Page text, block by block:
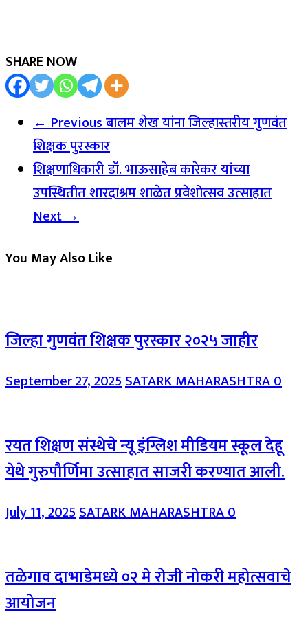
SHARE NOW
← Previousबालम शेख यांना जिल्हास्तरीय गुणवंत
शिक्षक पुरस्कार
शिक्षणाधिकारी डॉ. भाऊसाहेब कारेकर यांच्या
उपस्थितीत शारदाश्रम शाळेत प्रवेशोत्सव उत्साहात
Next →
You May Also Like
जिल्हा गुणवंत शिक्षक पुरस्कार २०२५ जाहीर
September 27, 2025SATARK MAHARASHTRA0
रयत शिक्षण संस्थेचे न्यू इंग्लिश मीडियम स्कूल देहू
येथे गुरुपौर्णिमा उत्साहात साजरी करण्यात आली.
July 11, 2025SATARK MAHARASHTRA0
तळेगाव दाभाडेमध्ये ०२ मे रोजी नोकरी महोत्सवाचे
आयोजन